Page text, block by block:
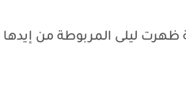
ليلى المربوطة من إيدها